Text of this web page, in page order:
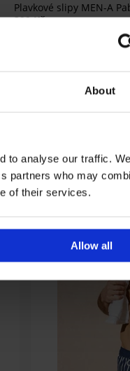
About
to analyse our traffic.
partners who may
of their services.
Allow all
Plavkové slipy MEN-A
399 Kč